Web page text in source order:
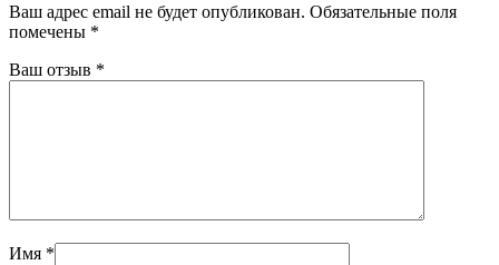
Ваш адрес email не будет опубликован. Обязательные поля
помечены *
Ваш отзыв *
Имя *